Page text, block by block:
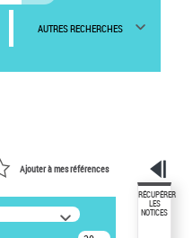
AUTRES RECHERCHES
Ajouter à mes références
RÉCUPÉRER
LES
NOTICES